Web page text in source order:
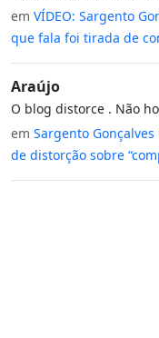
em VÍDEO: Sargento
que fala foi tirada de
Araújo
O blog distorce . Não
em Sargento
de distorção sobre